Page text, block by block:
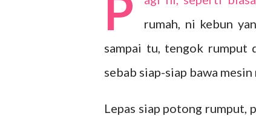
rumah, ni kebun
sampai tu, tengok rumput
sebab siap-siap bawa mesin
Lepas siap potong rumput,